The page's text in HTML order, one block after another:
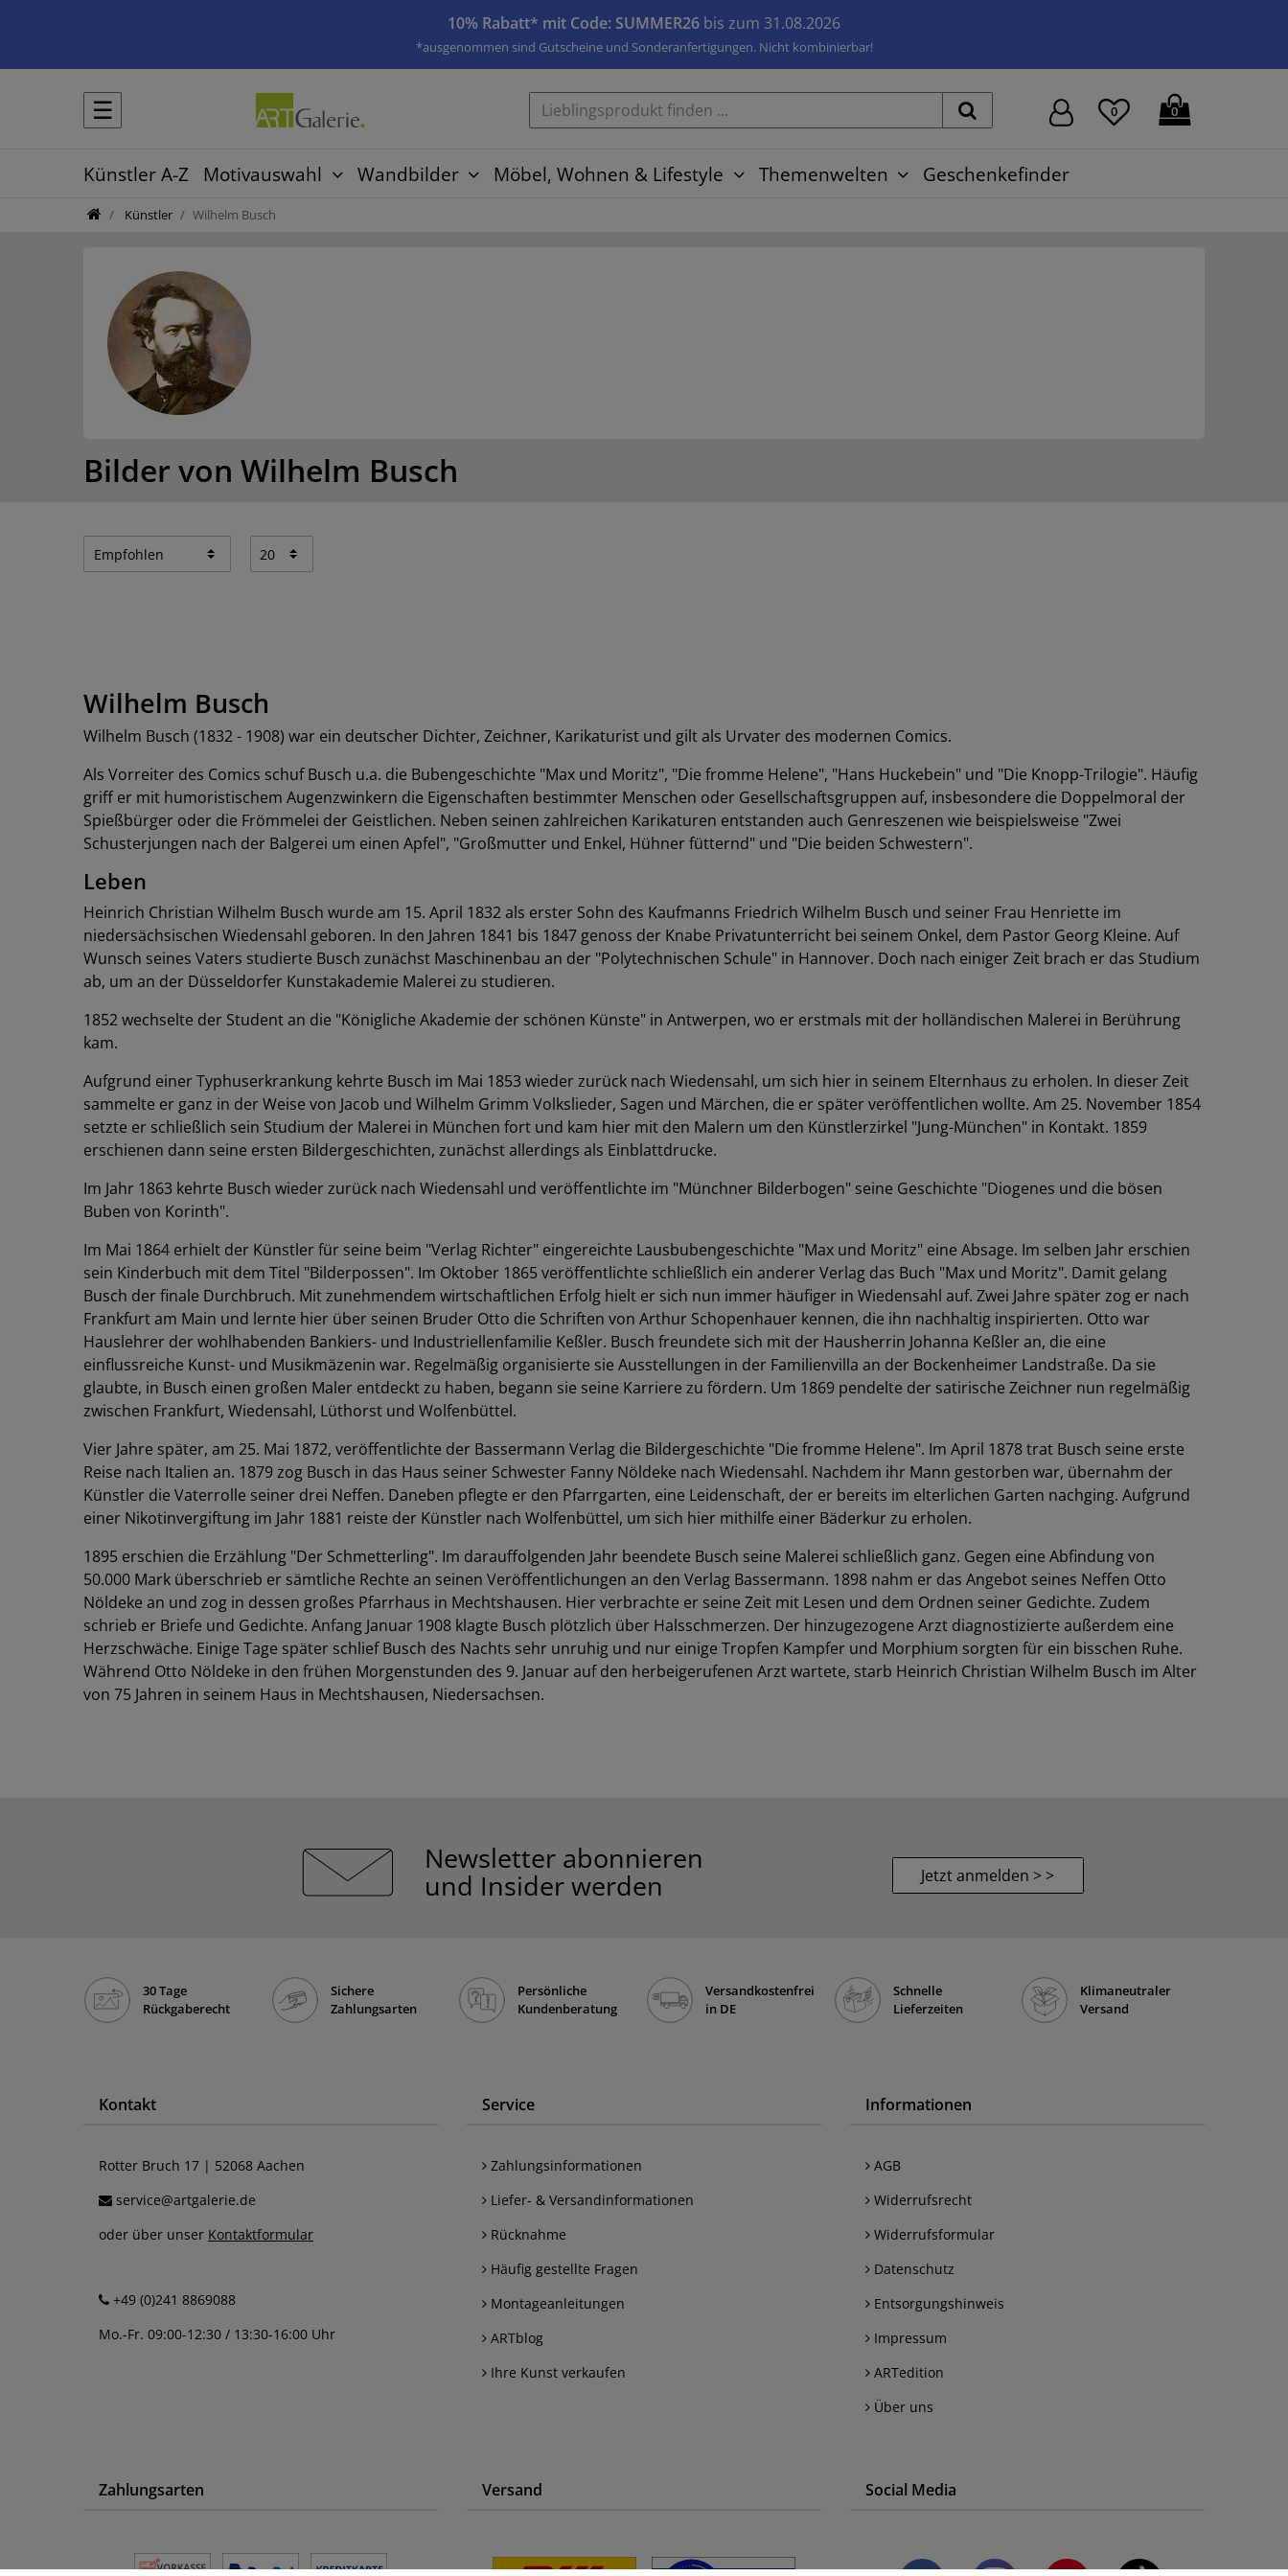
10% Rabatt* mit Code: SUMMER26 bis zum 31.08.2026
*ausgenommen sind Gutscheine und Sonderanfertigungen. Nicht kombinierbar!
☰ 0 0
Künstler A-Z Motivauswahl Wandbilder Möbel, Wohnen & Lifestyle Themenwelten Geschenkefinder
Künstler Wilhelm Busch
Bilder von Wilhelm Busch
Wilhelm Busch
Wilhelm Busch (1832 - 1908) war ein deutscher Dichter, Zeichner, Karikaturist und gilt als Urvater des modernen Comics.
Als Vorreiter des Comics schuf Busch u.a. die Bubengeschichte "Max und Moritz", "Die fromme Helene", "Hans Huckebein" und "Die Knopp-Trilogie". Häufig
griff er mit humoristischem Augenzwinkern die Eigenschaften bestimmter Menschen oder Gesellschaftsgruppen auf, insbesondere die Doppelmoral der
Spießbürger oder die Frömmelei der Geistlichen. Neben seinen zahlreichen Karikaturen entstanden auch Genreszenen wie beispielsweise "Zwei
Schusterjungen nach der Balgerei um einen Apfel", "Großmutter und Enkel, Hühner fütternd" und "Die beiden Schwestern".
Leben
Heinrich Christian Wilhelm Busch wurde am 15. April 1832 als erster Sohn des Kaufmanns Friedrich Wilhelm Busch und seiner Frau Henriette im
niedersächsischen Wiedensahl geboren. In den Jahren 1841 bis 1847 genoss der Knabe Privatunterricht bei seinem Onkel, dem Pastor Georg Kleine. Auf
Wunsch seines Vaters studierte Busch zunächst Maschinenbau an der "Polytechnischen Schule" in Hannover. Doch nach einiger Zeit brach er das Studium
ab, um an der Düsseldorfer Kunstakademie Malerei zu studieren.
1852 wechselte der Student an die "Königliche Akademie der schönen Künste" in Antwerpen, wo er erstmals mit der holländischen Malerei in Berührung
kam.
Aufgrund einer Typhuserkrankung kehrte Busch im Mai 1853 wieder zurück nach Wiedensahl, um sich hier in seinem Elternhaus zu erholen. In dieser Zeit
sammelte er ganz in der Weise von Jacob und Wilhelm Grimm Volkslieder, Sagen und Märchen, die er später veröffentlichen wollte. Am 25. November 1854
setzte er schließlich sein Studium der Malerei in München fort und kam hier mit den Malern um den Künstlerzirkel "Jung-München" in Kontakt. 1859
erschienen dann seine ersten Bildergeschichten, zunächst allerdings als Einblattdrucke.
Im Jahr 1863 kehrte Busch wieder zurück nach Wiedensahl und veröffentlichte im "Münchner Bilderbogen" seine Geschichte "Diogenes und die bösen
Buben von Korinth".
Im Mai 1864 erhielt der Künstler für seine beim "Verlag Richter" eingereichte Lausbubengeschichte "Max und Moritz" eine Absage. Im selben Jahr erschien
sein Kinderbuch mit dem Titel "Bilderpossen". Im Oktober 1865 veröffentlichte schließlich ein anderer Verlag das Buch "Max und Moritz". Damit gelang
Busch der finale Durchbruch. Mit zunehmendem wirtschaftlichen Erfolg hielt er sich nun immer häufiger in Wiedensahl auf. Zwei Jahre später zog er nach
Frankfurt am Main und lernte hier über seinen Bruder Otto die Schriften von Arthur Schopenhauer kennen, die ihn nachhaltig inspirierten. Otto war
Hauslehrer der wohlhabenden Bankiers- und Industriellenfamilie Keßler. Busch freundete sich mit der Hausherrin Johanna Keßler an, die eine
einflussreiche Kunst- und Musikmäzenin war. Regelmäßig organisierte sie Ausstellungen in der Familienvilla an der Bockenheimer Landstraße. Da sie
glaubte, in Busch einen großen Maler entdeckt zu haben, begann sie seine Karriere zu fördern. Um 1869 pendelte der satirische Zeichner nun regelmäßig
zwischen Frankfurt, Wiedensahl, Lüthorst und Wolfenbüttel.
Vier Jahre später, am 25. Mai 1872, veröffentlichte der Bassermann Verlag die Bildergeschichte "Die fromme Helene". Im April 1878 trat Busch seine erste
Reise nach Italien an. 1879 zog Busch in das Haus seiner Schwester Fanny Nöldeke nach Wiedensahl. Nachdem ihr Mann gestorben war, übernahm der
Künstler die Vaterrolle seiner drei Neffen. Daneben pflegte er den Pfarrgarten, eine Leidenschaft, der er bereits im elterlichen Garten nachging. Aufgrund
einer Nikotinvergiftung im Jahr 1881 reiste der Künstler nach Wolfenbüttel, um sich hier mithilfe einer Bäderkur zu erholen.
1895 erschien die Erzählung "Der Schmetterling". Im darauffolgenden Jahr beendete Busch seine Malerei schließlich ganz. Gegen eine Abfindung von
50.000 Mark überschrieb er sämtliche Rechte an seinen Veröffentlichungen an den Verlag Bassermann. 1898 nahm er das Angebot seines Neffen Otto
Nöldeke an und zog in dessen großes Pfarrhaus in Mechtshausen. Hier verbrachte er seine Zeit mit Lesen und dem Ordnen seiner Gedichte. Zudem
schrieb er Briefe und Gedichte. Anfang Januar 1908 klagte Busch plötzlich über Halsschmerzen. Der hinzugezogene Arzt diagnostizierte außerdem eine
Herzschwäche. Einige Tage später schlief Busch des Nachts sehr unruhig und nur einige Tropfen Kampfer und Morphium sorgten für ein bisschen Ruhe.
Während Otto Nöldeke in den frühen Morgenstunden des 9. Januar auf den herbeigerufenen Arzt wartete, starb Heinrich Christian Wilhelm Busch im Alter
von 75 Jahren in seinem Haus in Mechtshausen, Niedersachsen.
Newsletter abonnieren
und Insider werden Jetzt anmelden > >
30 Tage
Rückgaberecht
Sichere
Zahlungsarten
Persönliche
Kundenberatung
Versandkostenfrei
in DE
Schnelle
Lieferzeiten
Klimaneutraler
Versand
Kontakt
Rotter Bruch 17 | 52068 Aachen
service@artgalerie.de
oder über unser Kontaktformular
+49 (0)241 8869088
Mo.-Fr. 09:00-12:30 / 13:30-16:00 Uhr
Service
Zahlungsinformationen
Liefer- & Versandinformationen
Rücknahme
Häufig gestellte Fragen
Montageanleitungen
ARTblog
Ihre Kunst verkaufen
Informationen
AGB
Widerrufsrecht
Widerrufsformular
Datenschutz
Entsorgungshinweis
Impressum
ARTedition
Über uns
Zahlungsarten Versand Social Media